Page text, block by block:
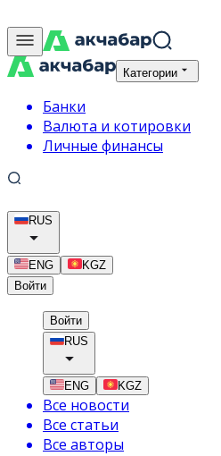
Категории
Банки
Валюта и котировки
Личные финансы
RUS
ENG
KGZ
Войти
Войти
RUS
ENG KGZ
Все новости
Все статьи
Все авторы